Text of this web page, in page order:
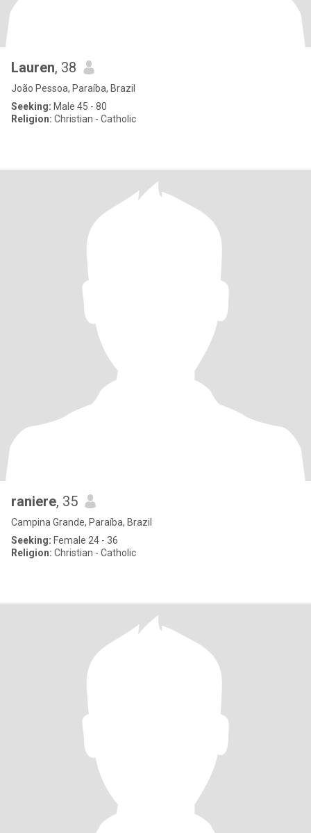
Lauren, 38
João Pessoa, Paraíba, Brazil
Seeking: Male 45 - 80
Religion: Christian - Catholic
raniere, 35
Campina Grande, Paraíba, Brazil
Seeking: Female 24 - 36
Religion: Christian - Catholic